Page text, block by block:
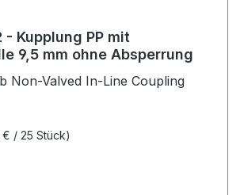
- Kupplung PP mit
9,5 mm ohne Absperrung
Non-Valved In-Line Coupling
/ 25 Stück)